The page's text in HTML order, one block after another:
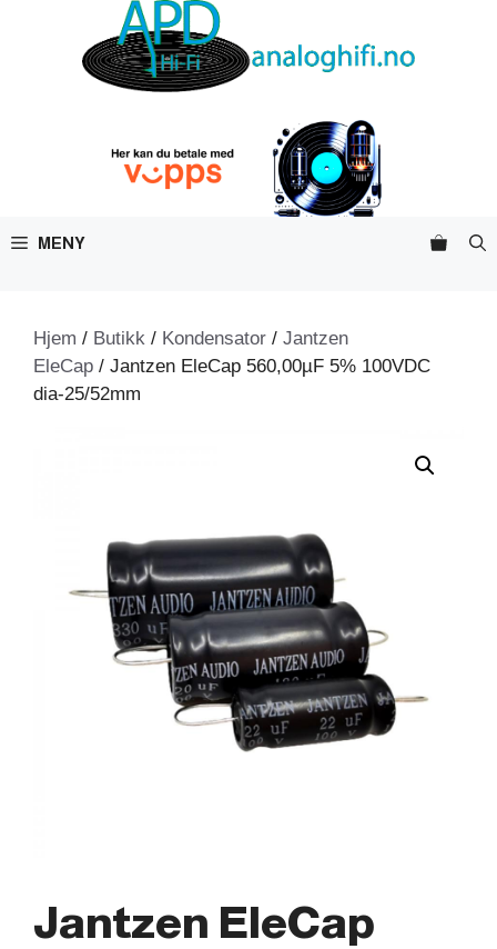
MENY
Hjem / Butikk / Kondensator / Jantzen
EleCap / Jantzen EleCap 560,00µF 5% 100VDC
dia-25/52mm
Jantzen EleCap